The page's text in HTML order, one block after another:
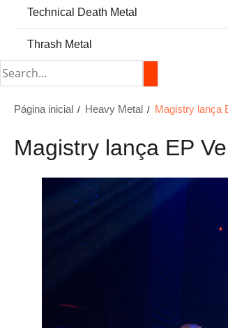
Technical Death Metal
Thrash Metal
Página inicial Heavy Metal Magistry lança
Magistry lança EP